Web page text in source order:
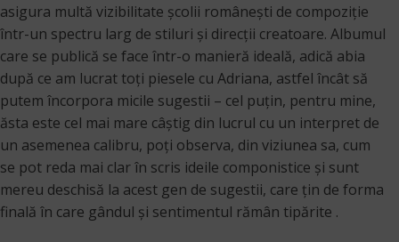
asigura multă vizibilitate școlii românești de compoziție
într-un spectru larg de stiluri și direcții creatoare. Albumul
care se publică se face într-o manieră ideală, adică abia
după ce am lucrat toți piesele cu Adriana, astfel încât să
putem încorpora micile sugestii – cel puțin, pentru mine,
ăsta este cel mai mare câștig din lucrul cu un interpret de
un asemenea calibru, poți observa, din viziunea sa, cum
se pot reda mai clar în scris ideile componistice și sunt
mereu deschisă la acest gen de sugestii, care țin de forma
finală în care gândul și sentimentul rămân tipărite .